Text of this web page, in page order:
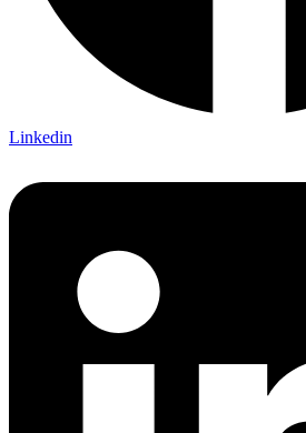
Linkedin